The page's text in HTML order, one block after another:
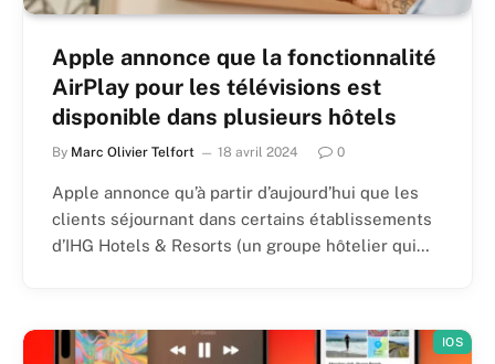
Apple annonce que la fonctionnalité
AirPlay pour les télévisions est
disponible dans plusieurs hôtels
By Marc Olivier Telfort 18 avril 2024 0
Apple annonce qu’à partir d’aujourd’hui que les
clients séjournant dans certains établissements
d’IHG Hotels & Resorts (un groupe hôtelier qui…
IOS